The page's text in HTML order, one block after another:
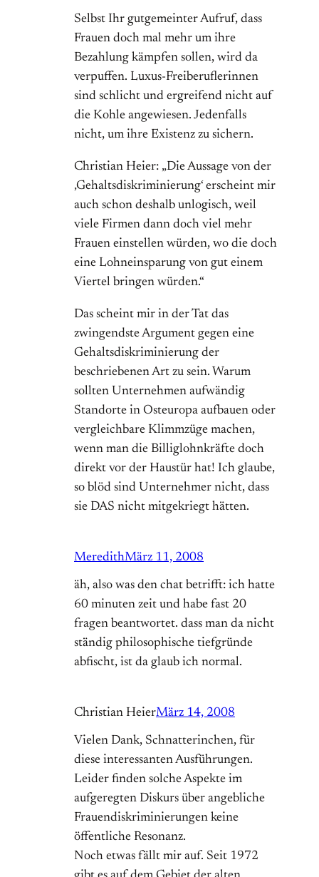
Selbst Ihr gutgemeinter Aufruf, dass
Frauen doch mal mehr um ihre
Bezahlung kämpfen sollen, wird da
verpuffen. Luxus-Freiberuflerinnen
sind schlicht und ergreifend nicht auf
die Kohle angewiesen. Jedenfalls
nicht, um ihre Existenz zu sichern.
Christian Heier: „Die Aussage von der
‚Gehaltsdiskriminierung‘ erscheint mir
auch schon deshalb unlogisch, weil
viele Firmen dann doch viel mehr
Frauen einstellen würden, wo die doch
eine Lohneinsparung von gut einem
Viertel bringen würden.“
Das scheint mir in der Tat das
zwingendste Argument gegen eine
Gehaltsdiskriminierung der
beschriebenen Art zu sein. Warum
sollten Unternehmen aufwändig
Standorte in Osteuropa aufbauen oder
vergleichbare Klimmzüge machen,
wenn man die Billiglohnkräfte doch
direkt vor der Haustür hat! Ich glaube,
so blöd sind Unternehmer nicht, dass
sie DAS nicht mitgekriegt hätten.
MeredithMärz 11, 2008
äh, also was den chat betrifft: ich hatte
60 minuten zeit und habe fast 20
fragen beantwortet. dass man da nicht
ständig philosophische tiefgründe
abfischt, ist da glaub ich normal.
Christian HeierMärz 14, 2008
Vielen Dank, Schnatterinchen, für
diese interessanten Ausführungen.
Leider finden solche Aspekte im
aufgeregten Diskurs über angebliche
Frauendiskriminierungen keine
öffentliche Resonanz.
Noch etwas fällt mir auf. Seit 1972